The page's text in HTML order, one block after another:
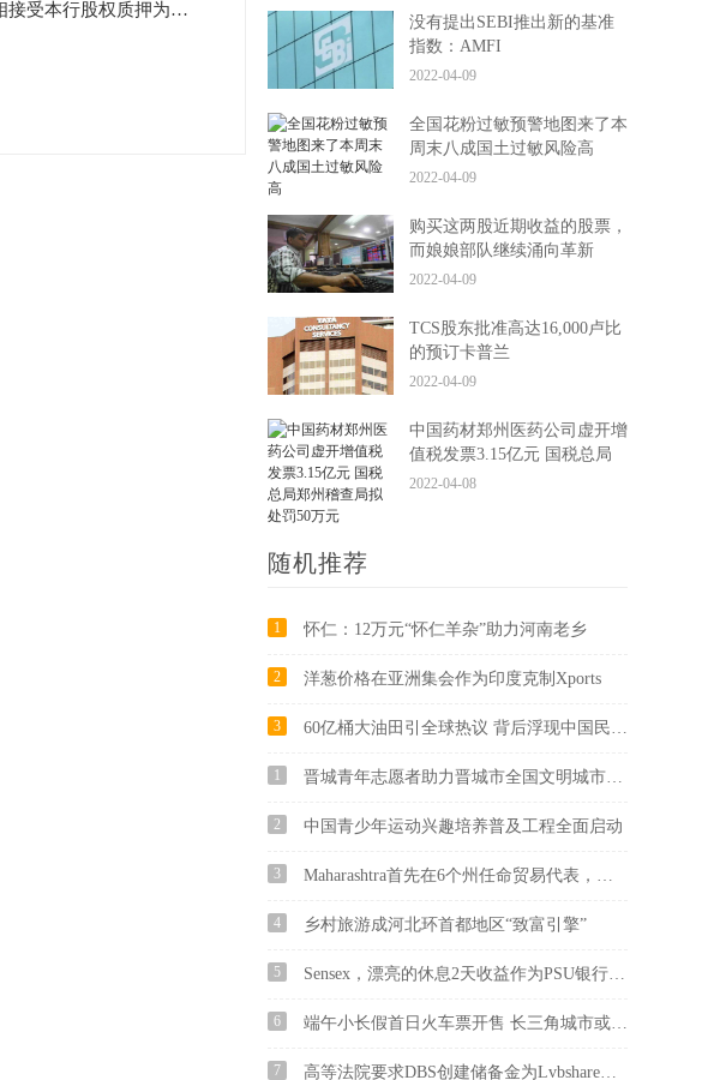
龙江银行及旗下5家分支机构因变相接受本行股权质押为股东提供融资等合计被罚160万元
没有提出SEBI推出新的基准
指数：AMFI
2022-04-09
全国花粉过敏预警地图来了本
周末八成国土过敏风险高
2022-04-09
购买这两股近期收益的股票，
而娘娘部队继续涌向革新
2022-04-09
TCS股东批准高达16,000卢比
的预订卡普兰
2022-04-09
中国药材郑州医药公司虚开增
值税发票3.15亿元 国税总局
郑州稽查局拟处罚50万元
2022-04-08
随机推荐
1 怀仁：12万元“怀仁羊杂”助力河南老乡
2 洋葱价格在亚洲集会作为印度克制Xports
3 60亿桶大油田引全球热议 背后浮现中国民营投资者身影
1 晋城青年志愿者助力晋城市全国文明城市守城战启动仪式举行
2 中国青少年运动兴趣培养普及工程全面启动
3 Maharashtra首先在6个州任命贸易代表，促进国家间行业
4 乡村旅游成河北环首都地区“致富引擎”
5 Sensex，漂亮的休息2天收益作为PSU银行，房地产，中型流血; SBI，ICICI银行，Maruti下降2％
6 端午小长假首日火车票开售 长三角城市或将延续“五一”热度
7 高等法院要求DBS创建储备金为Lvbshare持有人提供希望